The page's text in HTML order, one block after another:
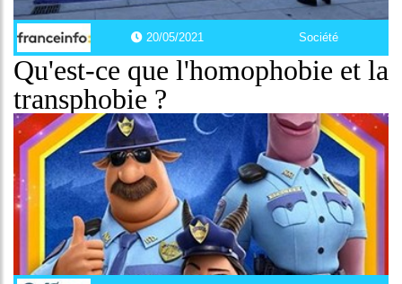
20/05/2021 Société
Qu'est-ce que l'homophobie et la
transphobie ?